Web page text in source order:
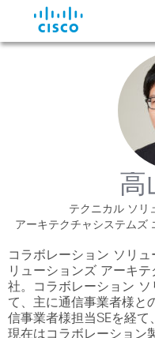
高
テクニカル ソリ
アーキテクチャシステム
コラボレーション ソリ
リューションズ アーキ
社。コラボレーション ソ
て、主に通信事業者様と
信事業者様担当SEを経て
現在はコラボレーション